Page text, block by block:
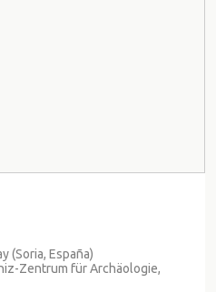
(Soria, España)
Zentrum für Archäologie,